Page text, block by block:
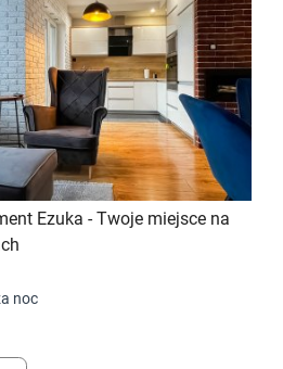
Ezuka - Twoje miejsce na
noc